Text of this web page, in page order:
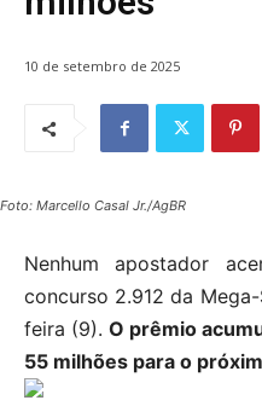
10 de setembro de 2025
Foto: Marcello Casal Jr./AgBR
Nenhum apostador
concurso 2.912 da
feira (9).O prêmio
55 milhões para o